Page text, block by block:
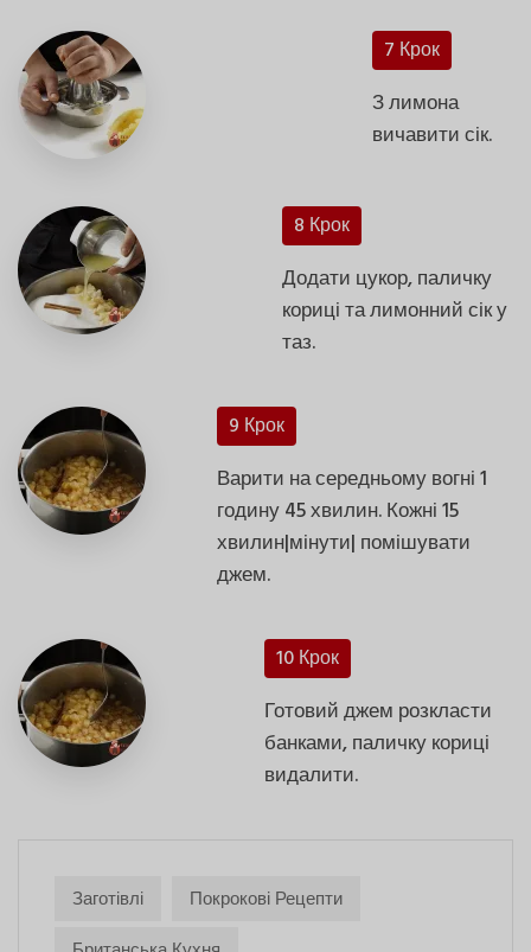
7 Крок
З лимона
вичавити сік.
8 Крок
Додати цукор, паличку
кориці та лимонний сік у
таз.
9 Крок
Варити на середньому вогні 1
годину 45 хвилин. Кожні 15
хвилин|мінути| помішувати
джем.
10 Крок
Готовий джем розкласти
банками, паличку кориці
видалити.
Заготівлі
Покрокові Рецепти